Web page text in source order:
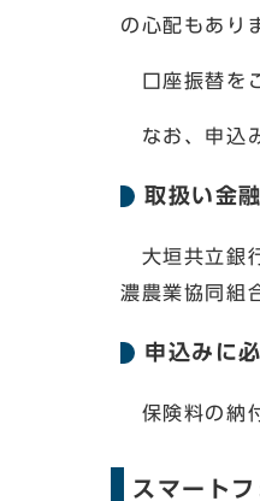
の心配もあり
口座振替を
なお、申込
取扱い金
大垣共立銀
濃農業協同組
申込みに
保険料の納
スマート